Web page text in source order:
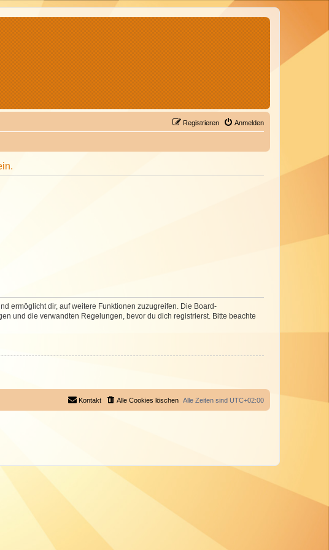
Anmelden
Registrieren
ermöglicht dir, auf weitere Funktionen zuzugreifen. Die Board-
und die verwandten Regelungen, bevor du dich registrierst. Bitte beachte
Alle Zeiten sind UTC+02:00
Alle Cookies löschen
Kontakt